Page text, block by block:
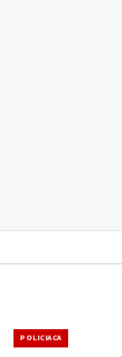
POLICIACA